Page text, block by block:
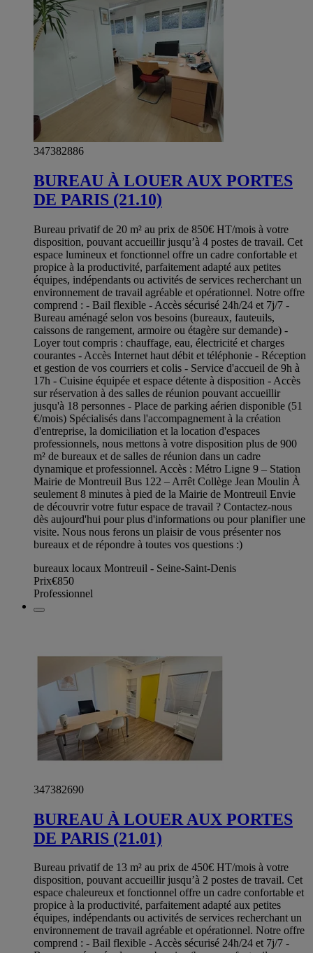
347382886
BUREAU À LOUER AUX PORTES
DE PARIS (21.10)
Bureau privatif de 20 m² au prix de 850€ HT/mois à votre
disposition, pouvant accueillir jusqu’à 4 postes de travail. Cet
espace lumineux et fonctionnel offre un cadre confortable et
propice à la productivité, parfaitement adapté aux petites
équipes, indépendants ou activités de services recherchant un
environnement de travail agréable et opérationnel. Notre offre
comprend : - Bail flexible - Accès sécurisé 24h/24 et 7j/7 -
Bureau aménagé selon vos besoins (bureaux, fauteuils,
caissons de rangement, armoire ou étagère sur demande) -
Loyer tout compris : chauffage, eau, électricité et charges
courantes - Accès Internet haut débit et téléphonie - Réception
et gestion de vos courriers et colis - Service d'accueil de 9h à
17h - Cuisine équipée et espace détente à disposition - Accès
sur réservation à des salles de réunion pouvant accueillir
jusqu'à 18 personnes - Place de parking aérien disponible (51
€/mois) Spécialisés dans l'accompagnement à la création
d'entreprise, la domiciliation et la location d'espaces
professionnels, nous mettons à votre disposition plus de 900
m² de bureaux et de salles de réunion dans un cadre
dynamique et professionnel. Accès : Métro Ligne 9 – Station
Mairie de Montreuil Bus 122 – Arrêt Collège Jean Moulin À
seulement 8 minutes à pied de la Mairie de Montreuil Envie
de découvrir votre futur espace de travail ? Contactez-nous
dès aujourd'hui pour plus d'informations ou pour planifier une
visite. Nous nous ferons un plaisir de vous présenter nos
bureaux et de répondre à toutes vos questions :)
bureaux locaux Montreuil - Seine-Saint-Denis
Prix€850
Professionnel
347382690
BUREAU À LOUER AUX PORTES
DE PARIS (21.01)
Bureau privatif de 13 m² au prix de 450€ HT/mois à votre
disposition, pouvant accueillir jusqu’à 2 postes de travail. Cet
espace chaleureux et fonctionnel offre un cadre confortable et
propice à la productivité, parfaitement adapté aux petites
équipes, indépendants ou activités de services recherchant un
environnement de travail agréable et opérationnel. Notre offre
comprend : - Bail flexible - Accès sécurisé 24h/24 et 7j/7 -